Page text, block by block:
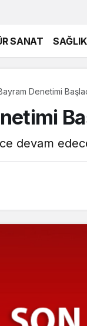
SANAT SAĞLIK
Denetimi
devam